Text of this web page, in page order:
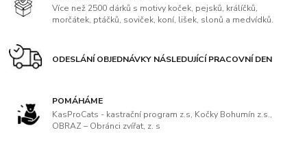
Více než 2500 dárků s motivy koček, pejsků, králíčků,
morčátek, ptáčků, soviček, koní, lišek, slonů a medvídků.
ODESLÁNÍ OBJEDNÁVKY NÁSLEDUJÍCÍ PRACOVNÍ DEN
POMÁHÁME
KasProCats - kastrační program z.s, Kočky Bohumín z.s.,
OBRAZ – Obránci zvířat, z. s